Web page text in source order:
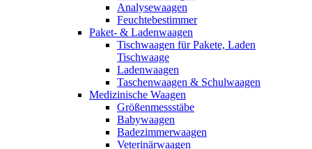
Analysewaagen
Feuchtebestimmer
Paket- & Ladenwaagen
Tischwaagen für Pakete, Laden
Tischwaage
Ladenwaagen
Taschenwaagen & Schulwaagen
Medizinische Waagen
Größenmessstäbe
Babywaagen
Badezimmerwaagen
Veterinärwaagen